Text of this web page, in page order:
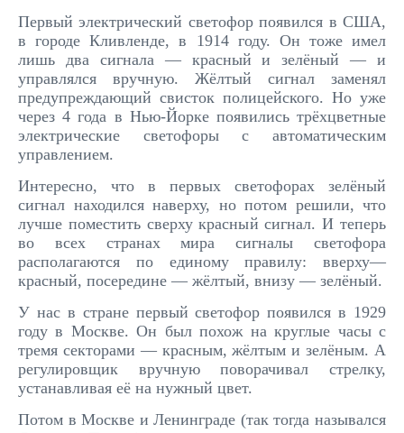
Первый электрический светофор появился в США,
в городе Кливленде, в 1914 году. Он тоже имел
лишь два сигнала — красный и зелёный — и
управлялся вручную. Жёлтый сигнал заменял
предупреждающий свисток полицейского. Но уже
через 4 года в Нью-Йорке появились трёхцветные
электрические светофоры с автоматическим
управлением.
Интересно, что в первых светофорах зелёный
сигнал находился наверху, но потом решили, что
лучше поместить сверху красный сигнал. И теперь
во всех странах мира сигналы светофора
располагаются по единому правилу: вверху—
красный, посередине — жёлтый, внизу — зелёный.
У нас в стране первый светофор появился в 1929
году в Москве. Он был похож на круглые часы с
тремя секторами — красным, жёлтым и зелёным. А
регулировщик вручную поворачивал стрелку,
устанавливая её на нужный цвет.
Потом в Москве и Ленинграде (так тогда назывался